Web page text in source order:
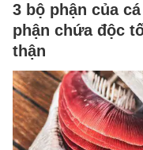
3 bộ phận của
phận chứa độc
thận